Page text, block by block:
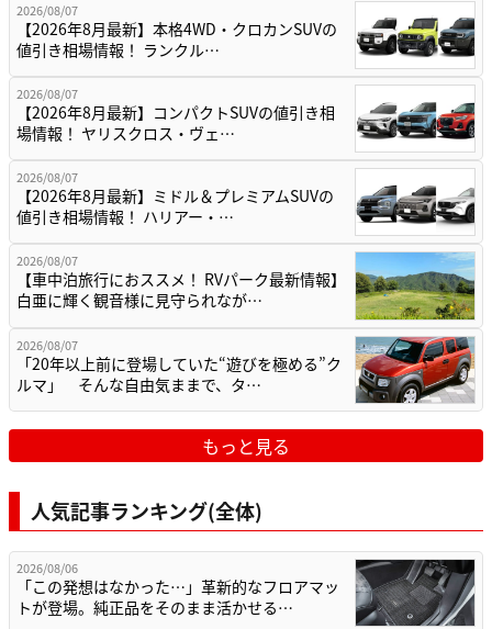
2026/08/07
【2026年8月最新】本格4WD・クロカンSUVの
値引き相場情報！ ランクル…
2026/08/07
【2026年8月最新】コンパクトSUVの値引き相
場情報！ ヤリスクロス・ヴェ…
2026/08/07
【2026年8月最新】ミドル＆プレミアムSUVの
値引き相場情報！ ハリアー・…
2026/08/07
【車中泊旅行におススメ！ RVパーク最新情報】
白亜に輝く観音様に見守られなが…
2026/08/07
「20年以上前に登場していた“遊びを極める”ク
ルマ」 そんな自由気ままで、タ…
もっと見る
人気記事ランキング(全体)
2026/08/06
「この発想はなかった…」革新的なフロアマッ
トが登場。純正品をそのまま活かせる…